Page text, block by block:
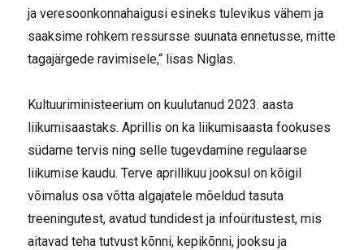
ja veresoonkonnahaigusi esineks tulevikus vähem ja
saaksime rohkem ressursse suunata ennetusse, mitte
tagajärgede ravimisele,“ lisas Niglas.
Kultuuriministeerium on kuulutanud 2023. aasta
liikumisaastaks. Aprillis on ka liikumisaasta fookuses
südame tervis ning selle tugevdamine regulaarse
liikumise kaudu. Terve aprillikuu jooksul on kõigil
võimalus osa võtta algajatele mõeldud tasuta
treeningutest, avatud tundidest ja infoüritustest, mis
aitavad teha tutvust kõnni, kepikõnni, jooksu ja